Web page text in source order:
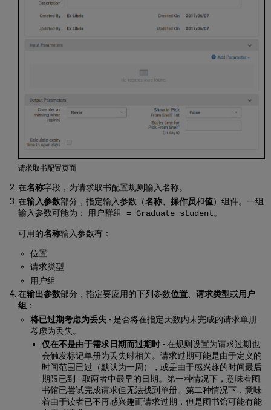
请求取书配置页面
在名称字段，为请求取书配置规则输入名称。
在输入参数部分，指定输入参数（名称、 操作员和值）组件。一组
输入参数可能为： 用户群组 = Graduate student。
可用的名称输入参数有：
位置
请求类型
用户组
在输出参数部分，指定要应用的下列参数位置、 请求类型或用户
组：
将已过期考虑为丢失- 是否将在指定天数内未完成的请求单册
考虑为丢失。
仅在不是由于需求日期而过期时 - 在规则设置为请求过期也
会触发标记单册为丢失时相关。请求过期可能是由于定义的
时间范围已过（默认为一周），或是由于感兴趣的时间最后
期限已到 - 取两者中最早的日期。第一种情况下，意味着图
书馆已尝试完成请求但无法找到单册。第二种情况下，意味
着由于读者已不再感兴趣而请求过期，但是图书馆可能有能